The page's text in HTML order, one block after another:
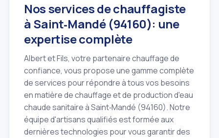
Nos services de chauffagiste
à Saint‑Mandé (94160): une
expertise complète
Albert et Fils, votre partenaire chauffage de
confiance, vous propose une gamme complète
de services pour répondre à tous vos besoins
en matière de chauffage et de production d'eau
chaude sanitaire à Saint‑Mandé (94160). Notre
équipe d'artisans qualifiés est formée aux
dernières technologies pour vous garantir des